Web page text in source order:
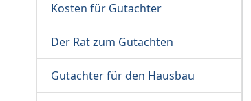
Kosten für Gutachter
Der Rat zum Gutachten
Gutachter für den Hausbau